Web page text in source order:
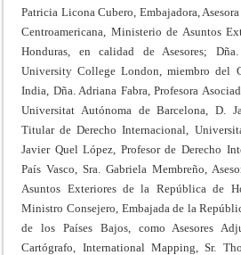
Patricia Licona Cubero, Embajadora,
Centroamericana, Ministerio de Asuntos
Honduras, en calidad de Asesores;
University College London, miembro del
India, Dña. Adriana Fabra, Profesora
Universitat Autónoma de Barcelona, D.
Titular de Derecho Internacional,
Javier Quel López, Profesor de Derecho
País Vasco, Sra. Gabriela Membreño,
Asuntos Exteriores de la República de
Ministro Consejero, Embajada de la
de los Países Bajos, como Asesores
Cartógrafo, International Mapping, Sr.